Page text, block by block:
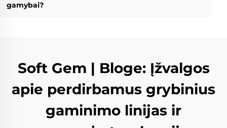
gamybai?
Soft Gem | Bloge: Įžvalgos
apie perdirbamus grybinius
gaminimo linijas ir